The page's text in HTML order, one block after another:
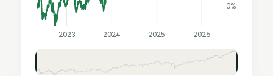
0%
2023 2024 2025 2026